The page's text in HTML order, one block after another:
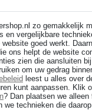
/ zwart
ergonomische muis /
zo gemakkelijk
en vergelijkbare
goed werkt.
ons helpt de website
zien die aansluiten
om uw gedrag
leest u alles over
kunt aanpassen. Klik
? Dan plaatsen we
we technieken die